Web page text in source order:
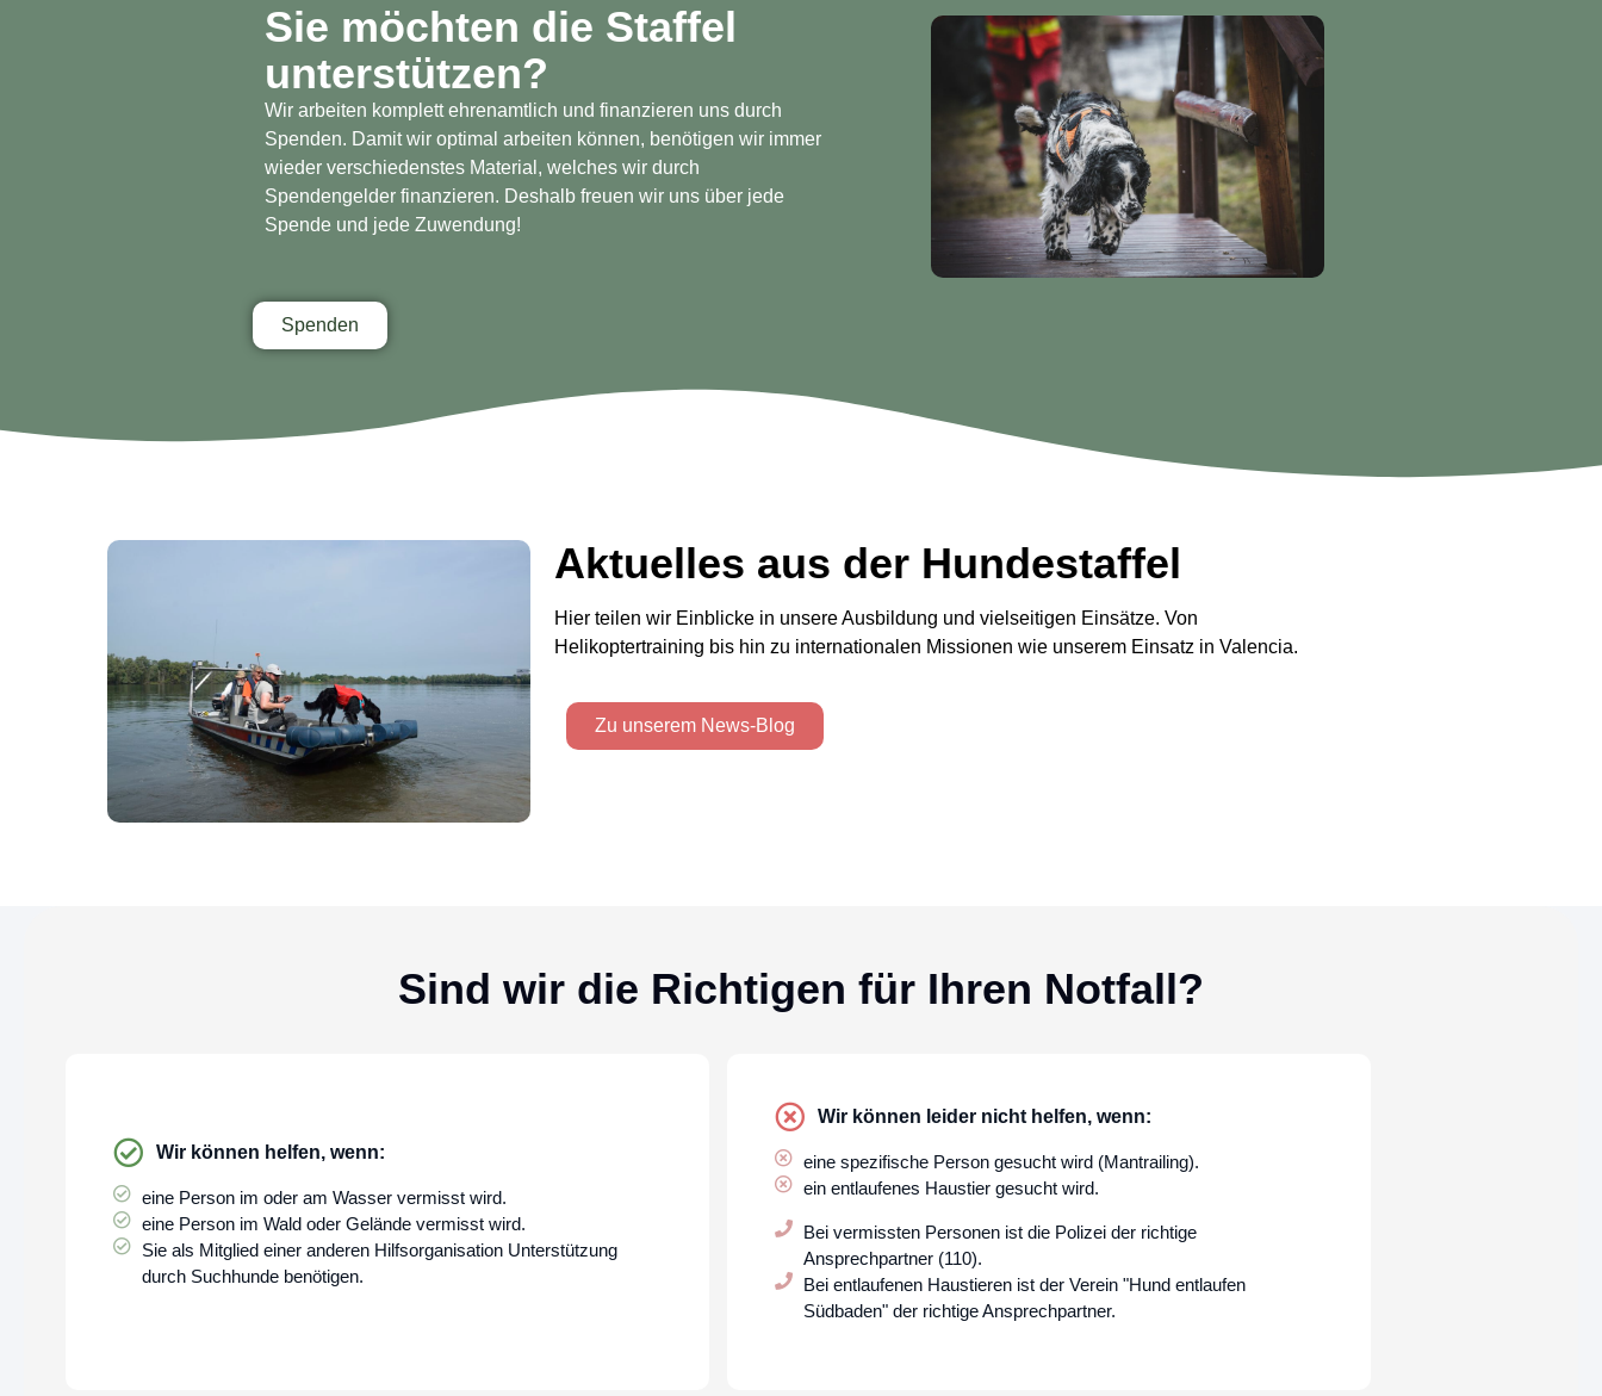
Sie möchten die Staffel
unterstützen?
Wir arbeiten komplett ehrenamtlich und finanzieren uns durch
Spenden. Damit wir optimal arbeiten können, benötigen wir immer
wieder verschiedenstes Material, welches wir durch
Spendengelder finanzieren. Deshalb freuen wir uns über jede
Spende und jede Zuwendung!
Spenden
Aktuelles aus der Hundestaffel
Hier teilen wir Einblicke in unsere Ausbildung und vielseitigen Einsätze. Von
Helikoptertraining bis hin zu internationalen Missionen wie unserem Einsatz in Valencia.
Zu unserem News-Blog
Sind wir die Richtigen für Ihren Notfall?
Wir können helfen, wenn:
eine Person im oder am Wasser vermisst wird.
eine Person im Wald oder Gelände vermisst wird.
Sie als Mitglied einer anderen Hilfsorganisation Unterstützung
durch Suchhunde benötigen.
Wir können leider nicht helfen, wenn:
eine spezifische Person gesucht wird (Mantrailing).
ein entlaufenes Haustier gesucht wird.
Bei vermissten Personenist die Polizeider richtige
Ansprechpartner (110).
Bei entlaufenen Haustieren ist der Verein "Hund entlaufen
Südbaden"der richtige Ansprechpartner.